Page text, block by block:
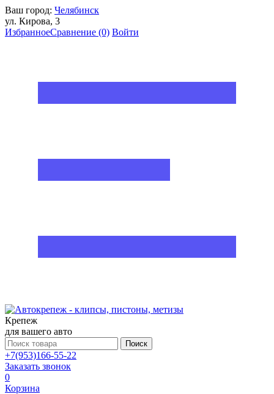
Ваш город: Челябинск
ул. Кирова, 3
ИзбранноеСравнение (0) Войти
Крепеж
для вашего авто
Поиск
+7(953)166-55-22
Заказать звонок
0
Корзина